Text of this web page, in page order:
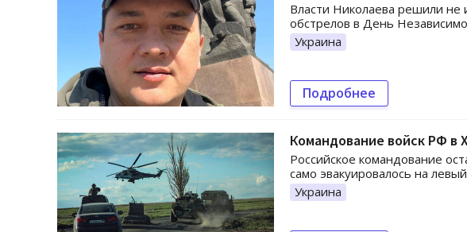
Власти Николаева решили не
обстрелов в День
Украина
Подробнее
Командование войск РФ в
Российское командование
само эвакуировалось на
Украина